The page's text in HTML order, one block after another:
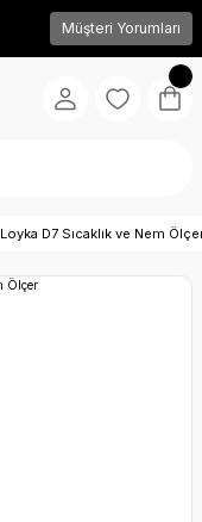
Müşteri Yorumları
Loyka D7 Sıcaklık ve Nem